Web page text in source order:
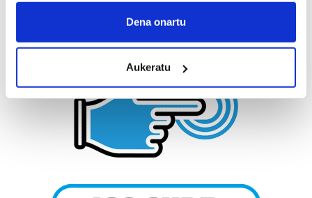
Collect information about your geographical
Identify your device by actively scanning it for
specific characteristics (fingerprinting)
Find out more about how your personal data is processed
and set your preferences in thedetails section
Guk eta gure bazkideek zure datu pertsonalak
teknologia erabiliz, cookieak adibidez, iragarki eta eduki
Dena onartu
Aukeratu